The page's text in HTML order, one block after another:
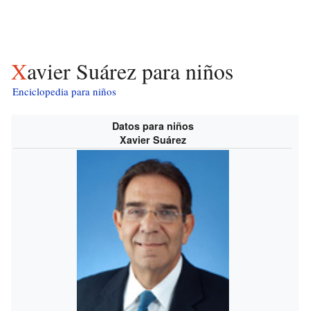
Xavier Suárez para niños
Enciclopedia para niños
Datos para niños
Xavier Suárez